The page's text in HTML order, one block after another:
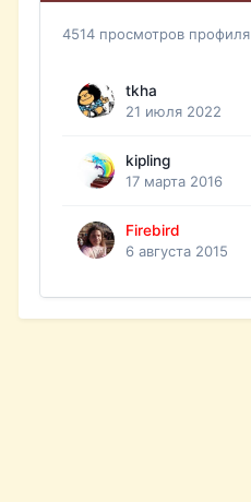
4514 просмотров профиля
tkha
21 июля 2022
kipling
17 марта 2016
Firebird
6 августа 2015